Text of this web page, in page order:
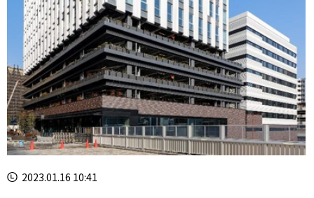
2023.01.16 10:41